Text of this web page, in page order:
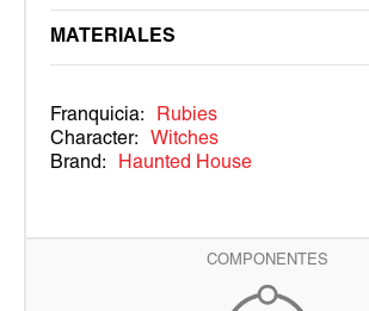
COMPONENTES
MATERIALES
Franquicia:
Rubies
Character:
Witches
Brand:
Haunted House